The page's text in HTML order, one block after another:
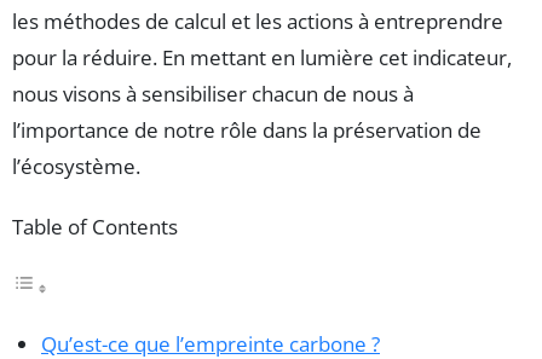
les méthodes de calcul et les actions à entreprendre
pour la réduire. En mettant en lumière cet indicateur,
nous visons à sensibiliser chacun de nous à
l’importance de notre rôle dans la préservation de
l’écosystème.
Table of Contents
Qu’est-ce que l’empreinte carbone ?